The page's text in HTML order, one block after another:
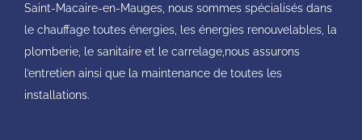
Saint-Macaire-en-Mauges, nous sommes spécialisés dans
le chauffage toutes énergies, les énergies renouvelables, la
plomberie, le sanitaire et le carrelage,nous assurons
l’entretien ainsi que la maintenance de toutes les
installations.